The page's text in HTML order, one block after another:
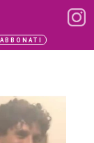
ABBONATI